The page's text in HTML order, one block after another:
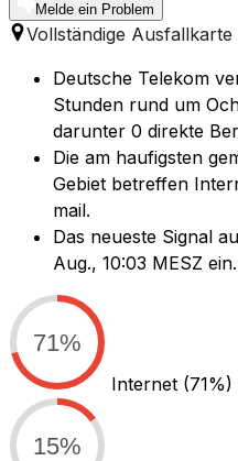
Melde ein Problem
Vollständige Ausfallkarte
Deutsche Telekom
Stunden rund um
darunter 0 direkte
Die am haufigsten
Gebiet betreffen
mail.
Das neueste Signal
Aug., 10:03 MESZ ein.
71%
Internet (71%)
15%